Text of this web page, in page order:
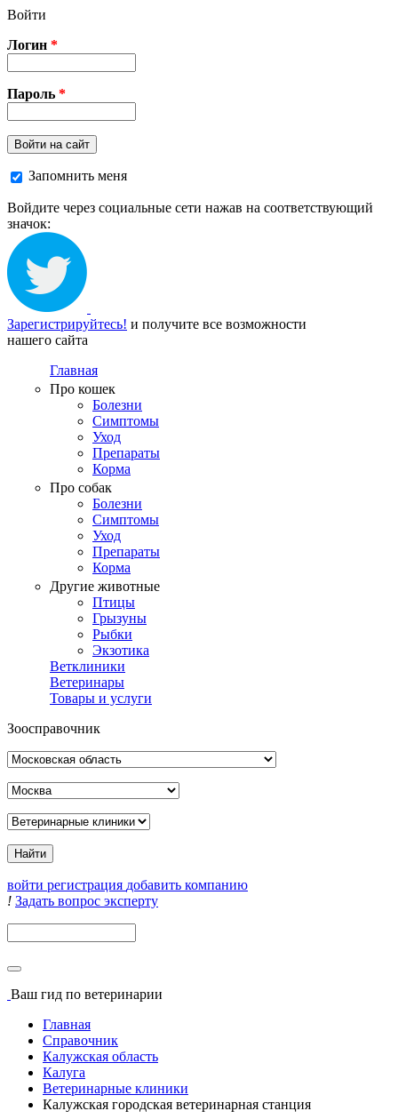
Перейти к основному содержанию
Войти
Логин *
Пароль *
Войти на сайт
Запомнить меня
Войдите через социальные сети нажав на соответствующий
значок:
Зарегистрируйтесь! и получите все возможности
нашего сайта
Главная
Про кошек
Болезни
Симптомы
Уход
Препараты
Корма
Про собак
Болезни
Симптомы
Уход
Препараты
Корма
Другие животные
Птицы
Грызуны
Рыбки
Экзотика
Ветклиники
Ветеринары
Товары и услуги
Зоосправочник
войти регистрация добавить компанию
! Задать вопрос эксперту
Ваш гид по ветеринарии
Главная
Справочник
Калужская область
Калуга
Ветеринарные клиники
Калужская городская ветеринарная станция